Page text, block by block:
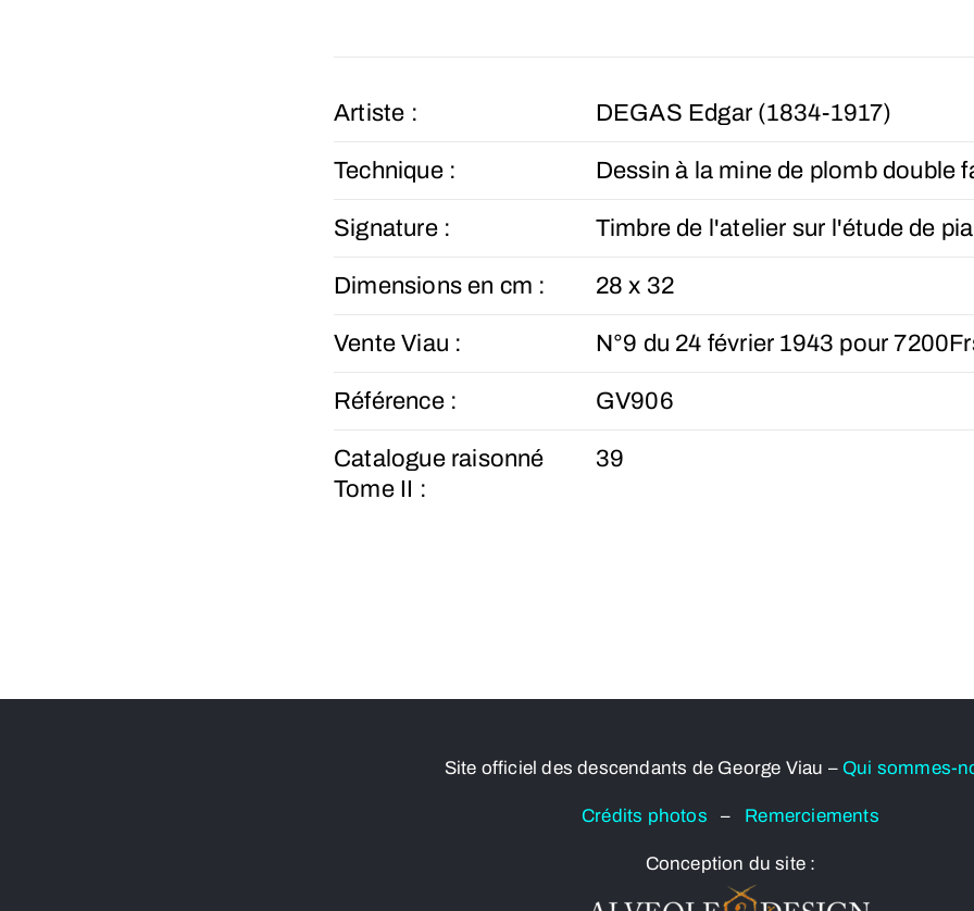
Artiste : DEGAS Edgar (1834-1917)
Technique : Dessin à la mine de plomb double
Signature : Timbre de l'atelier sur l'étude de
Dimensions en cm : 28 x 32
Vente Viau : N°9 du 24 février 1943 pour
Référence : GV906
Catalogue raisonné
Tome II :
39
Site officiel des descendants de George Viau – Qui sommes-
Crédits photos– Remerciements
Conception du site :